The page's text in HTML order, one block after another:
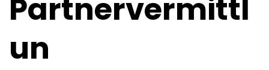
Partnervermittl
un